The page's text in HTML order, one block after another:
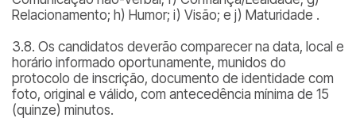
Relacionamento; h) Humor; i) Visão; e j) Maturidade .
3.8. Os candidatos deverão comparecer na data, local e
horário informado oportunamente, munidos do
protocolo de inscrição, documento de identidade com
foto, original e válido, com antecedência mínima de 15
(quinze) minutos.